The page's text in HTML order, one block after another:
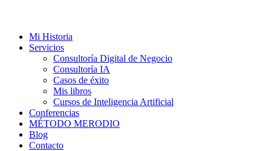
Mi Historia
Servicios
Consultoría Digital de Negocio
Consultoría IA
Casos de éxito
Mis libros
Cursos de Inteligencia Artificial
Conferencias
MÉTODO MERODIO
Blog
Contacto